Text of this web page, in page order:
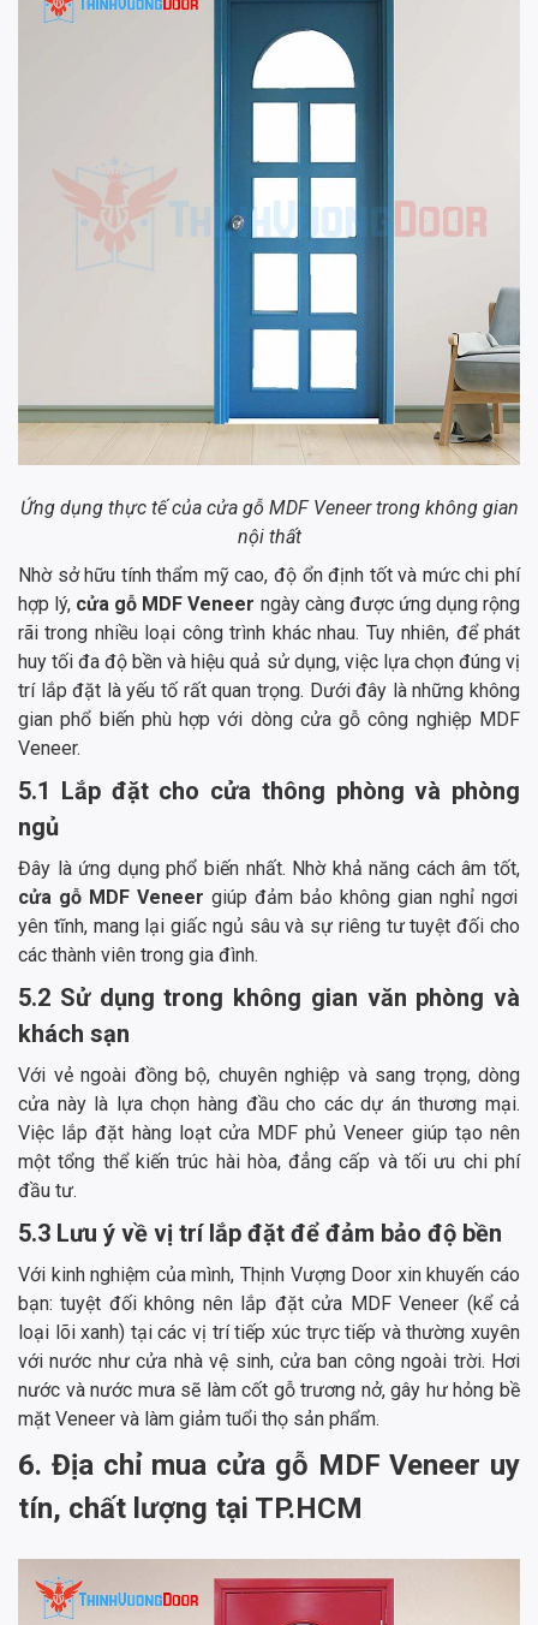
Ứng dụng thực tế của cửa gỗ MDF Veneer trong không gian
nội thất
Nhờ sở hữu tính thẩm mỹ cao, độ ổn định tốt và mức chi phí
hợp lý, cửa gỗ MDF Veneer ngày càng được ứng dụng rộng
rãi trong nhiều loại công trình khác nhau. Tuy nhiên, để phát
huy tối đa độ bền và hiệu quả sử dụng, việc lựa chọn đúng vị
trí lắp đặt là yếu tố rất quan trọng. Dưới đây là những không
gian phổ biến phù hợp với dòng cửa gỗ công nghiệp MDF
Veneer.
5.1 Lắp đặt cho cửa thông phòng và phòng
ngủ
Đây là ứng dụng phổ biến nhất. Nhờ khả năng cách âm tốt,
cửa gỗ MDF Veneer giúp đảm bảo không gian nghỉ ngơi
yên tĩnh, mang lại giấc ngủ sâu và sự riêng tư tuyệt đối cho
các thành viên trong gia đình.
5.2 Sử dụng trong không gian văn phòng và
khách sạn
Với vẻ ngoài đồng bộ, chuyên nghiệp và sang trọng, dòng
cửa này là lựa chọn hàng đầu cho các dự án thương mại.
Việc lắp đặt hàng loạt cửa MDF phủ Veneer giúp tạo nên
một tổng thể kiến trúc hài hòa, đẳng cấp và tối ưu chi phí
đầu tư.
5.3 Lưu ý về vị trí lắp đặt để đảm bảo độ bền
Với kinh nghiệm của mình, Thịnh Vượng Door xin khuyến cáo
bạn: tuyệt đối không nên lắp đặt cửa MDF Veneer (kể cả
loại lõi xanh) tại các vị trí tiếp xúc trực tiếp và thường xuyên
với nước như cửa nhà vệ sinh, cửa ban công ngoài trời. Hơi
nước và nước mưa sẽ làm cốt gỗ trương nở, gây hư hỏng bề
mặt Veneer và làm giảm tuổi thọ sản phẩm.
6. Địa chỉ mua cửa gỗ MDF Veneer uy
tín, chất lượng tại TP.HCM